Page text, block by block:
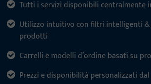
Tutti i servizi disponibili centralmente
Utilizzo intuitivo con filtri intelligenti &
prodotti
Carrelli e modelli d’ordine basati su
Prezzi e disponibilità personalizzati